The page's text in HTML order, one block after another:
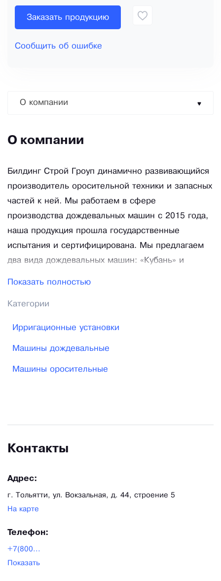
Заказать продукцию
Сообщить об ошибке
О компании
О компании
Билдинг Строй Гроуп динамично развивающийся
производитель оросительной техники и запасных
частей к ней. Мы работаем в сфере
производства дождевальных машин c 2015 года,
наша продукция прошла государственные
испытания и сертифицирована. Мы предлагаем
два вида дождевальных машин: «Кубань» и
полях с разными рельефами, мы изготовим ее
дождевальная машина «Фрегат» работает от
давления воды в трубопроводе, не требует
Показать полностью
Категории
Ирригационные установки
Машины дождевальные
Машины оросительные
Контакты
Адрес:
г. Тольятти, ул. Вокзальная, д. 44, строение 5
На карте
Телефон:
+7(800...
Показать